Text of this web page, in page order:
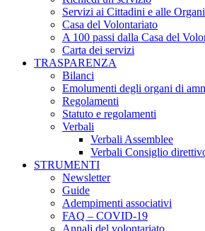
Servizi ai Cittadini e alle
Casa del Volontariato
A 100 passi dalla Casa del
Carta dei servizi
TRASPARENZA
Bilanci
Emolumenti degli organi di
Regolamenti
Statuto e regolamenti
Verbali
Verbali Assemblee
Verbali Consiglio
STRUMENTI
Newsletter
Guide
Adempimenti associativi
FAQ – COVID-19
Annali del volontariato